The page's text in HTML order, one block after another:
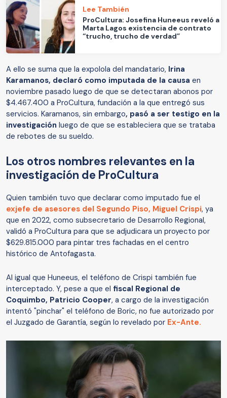
Lee También
ProCultura: Josefina Huneeus reveló a
Marta Lagos existencia de contrato
“trucho, trucho de verdad”
A ello se suma que la expolola del mandatario, Irina
Karamanos, declaró como imputada de la causa en
noviembre pasado luego de que se detectaran abonos por
$4.467.400 a ProCultura, fundación a la que entregó sus
servicios. Karamanos, sin embargo, pasó a ser testigo en la
investigación luego de que se estableciera que se trataba
de rebotes de su sueldo.
Los otros nombres relevantes en la
investigación de ProCultura
Quien también tuvo que declarar como imputado fue el
exjefe de asesores del Segundo Piso, Miguel Crispi, ya
que en 2022, como subsecretario de Desarrollo Regional,
validó a ProCultura para que se adjudicara un proyecto por
$629.815.000 para pintar tres fachadas en el centro
histórico de Antofagasta.
Al igual que Huneeus, el teléfono de Crispi también fue
interceptado. Y, pese a que el fiscal Regional de
Coquimbo, Patricio Cooper, a cargo de la investigación
intentó "pinchar" el teléfono de Boric, no fue autorizado por
el Juzgado de Garantía, según lo revelado por Ex-Ante.